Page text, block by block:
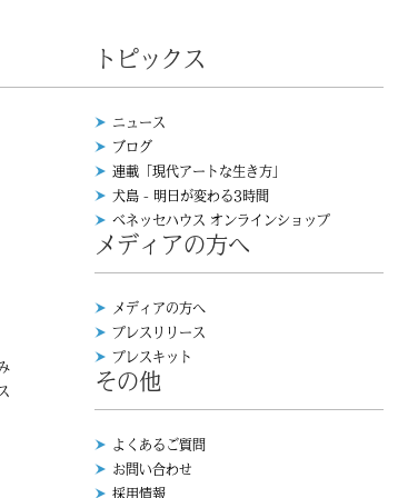
トピックス
ニュース
ブログ
連載「現代アートな生き方」
犬島 - 明日が変わる3時間
ベネッセハウス オンラインショップ
メディアの方へ
メディアの方へ
プレスリリース
プレスキット
その他
よくあるご質問
お問い合わせ
採用情報